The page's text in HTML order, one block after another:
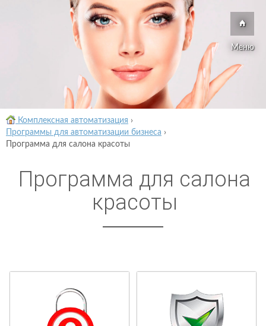
Меню
Комплексная автоматизация ›
Программы для автоматизации бизнеса ›
Программа для салона красоты
Программа для салона
красоты